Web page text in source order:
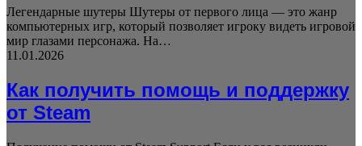
Легендарные шутеры Шутеры от первого лица — это жанр
компьютерных игр, который позволяет игроку видеть игровой
мир глазами персонажа. На…
11.01.2026
Как получить помощь и поддержку
от Steam